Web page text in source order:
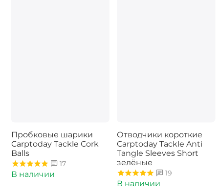
Пробковые шарики
Carptoday Tackle Cork
Balls
17
В наличии
Отводчики короткие
Carptoday Tackle Anti
Tangle Sleeves Short
зелёные
19
В наличии